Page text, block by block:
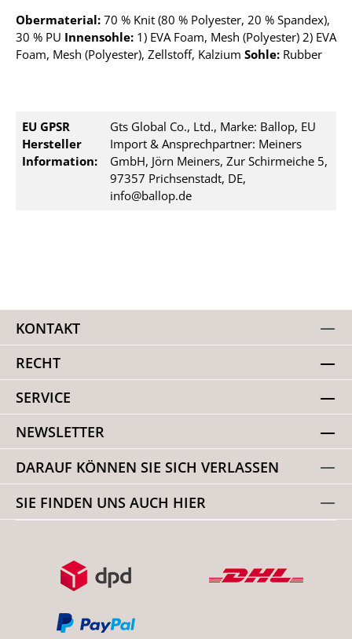
Obermaterial: 70 % Knit (80 % Polyester, 20 % Spandex),
30 % PU Innensohle: 1) EVA Foam, Mesh (Polyester) 2) EVA
Foam, Mesh (Polyester), Zellstoff, Kalzium Sohle: Rubber
EU GPSR
Hersteller
Information:
Gts Global Co., Ltd., Marke: Ballop, EU
Import & Ansprechpartner: Meiners
GmbH, Jörn Meiners, Zur Schirmeiche 5,
97357 Prichsenstadt, DE,
info@ballop.de
KONTAKT
RECHT
SERVICE
NEWSLETTER
DARAUF KÖNNEN SIE SICH VERLASSEN
SIE FINDEN UNS AUCH HIER